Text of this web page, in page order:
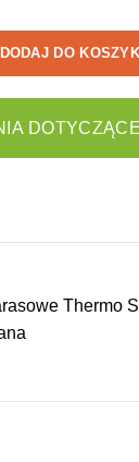
DODAJ DO
Thermo